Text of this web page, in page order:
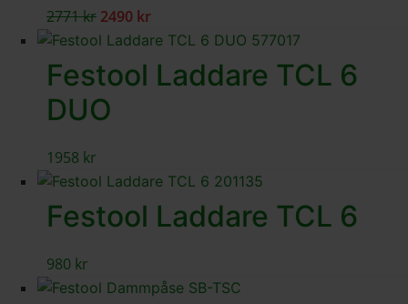
2771kr 2490 kr
Festool Laddare TCL 6
DUO
1958 kr
Festool Laddare TCL 6
980 kr